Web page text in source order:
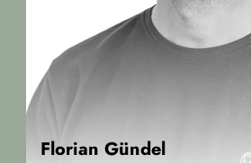
Florian Gündel